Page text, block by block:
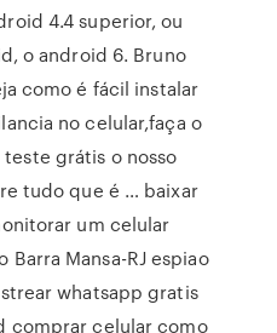
4.4 superior, ou
o android 6. Bruno
como é fácil instalar
no celular,faça o
grátis o nosso
tudo que é … baixar
um celular
Mansa-RJ espiao
whatsapp gratis
comprar celular como